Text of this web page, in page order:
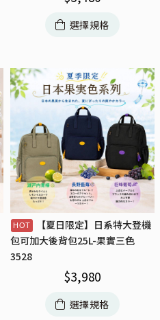
選擇規格
【夏日限定】日系特大登機
包可加大後背包25L-果實三色
3528
$3,980
選擇規格